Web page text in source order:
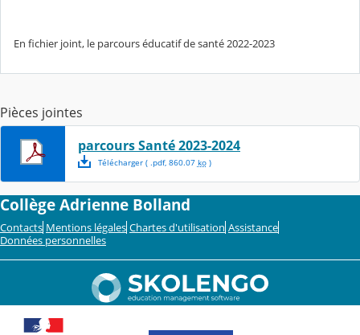
En fichier joint, le parcours éducatif de santé 2022-2023
Pièces jointes
parcours Santé 2023-2024
Télécharger( .pdf, 860.07 ko)
Collège Adrienne Bolland
Contacts Mentions légales Chartes d'utilisation Assistance
Données personnelles